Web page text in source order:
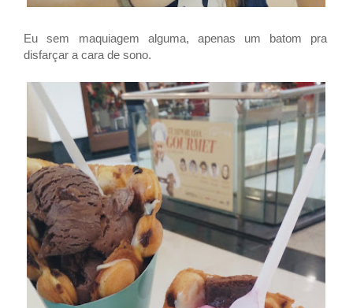
Eu sem maquiagem alguma, apenas um batom pra
disfarçar a cara de sono.